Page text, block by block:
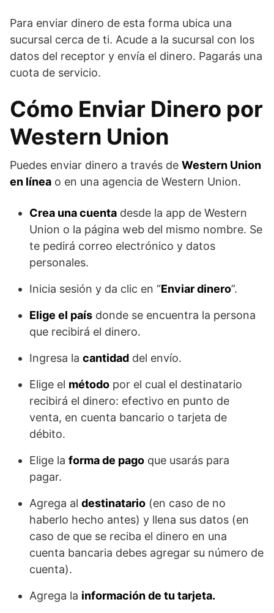
Para enviar dinero de esta forma ubica una
sucursal cerca de ti. Acude a la sucursal con los
datos del receptor y envía el dinero. Pagarás una
cuota de servicio.
Cómo Enviar Dinero por
Western Union
Puedes enviar dinero a través de Western Union
en línea o en una agencia de Western Union.
Crea una cuenta desde la app de Western
Union o la página web del mismo nombre. Se
te pedirá correo electrónico y datos
personales.
Inicia sesión y da clic en “Enviar dinero”.
Elige el país donde se encuentra la persona
que recibirá el dinero.
Ingresa la cantidad del envío.
Elige el método por el cual el destinatario
recibirá el dinero: efectivo en punto de
venta, en cuenta bancario o tarjeta de
débito.
Elige la forma de pago que usarás para
pagar.
Agrega al destinatario (en caso de no
haberlo hecho antes) y llena sus datos (en
caso de que se reciba el dinero en una
cuenta bancaria debes agregar su número de
cuenta).
Agrega la información de tu tarjeta.